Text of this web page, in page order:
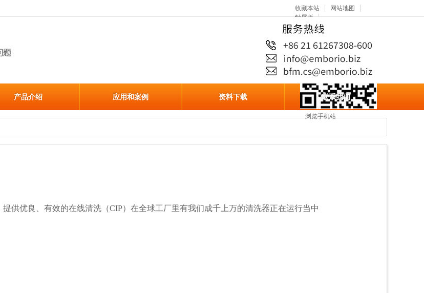
收藏本站
网站地图
触屏版
浏览手机站
产品介绍 应用和案例 资料下载 联系我们
供优良、有效的在线清洗（CIP）在全球工厂里有我们成千上万的清洗器正在运行当中